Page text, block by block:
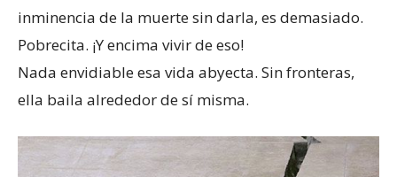
inminencia de la muerte sin darla, es demasiado.
Pobrecita. ¡Y encima vivir de eso!
Nada envidiable esa vida abyecta. Sin fronteras,
ella baila alrededor de sí misma.